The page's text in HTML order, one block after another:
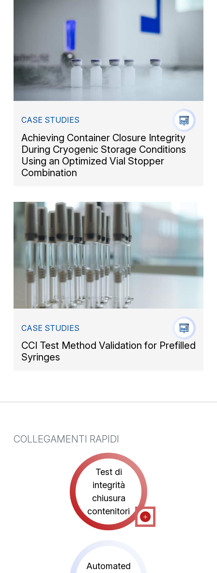
CASE STUDIES
Achieving Container Closure Integrity
During Cryogenic Storage Conditions
Using an Optimized Vial Stopper
Combination
CASE STUDIES
CCI Test Method Validation for Prefilled
Syringes
COLLEGAMENTI RAPIDI
Test di
integrità
chiusura
contenitori
Automated